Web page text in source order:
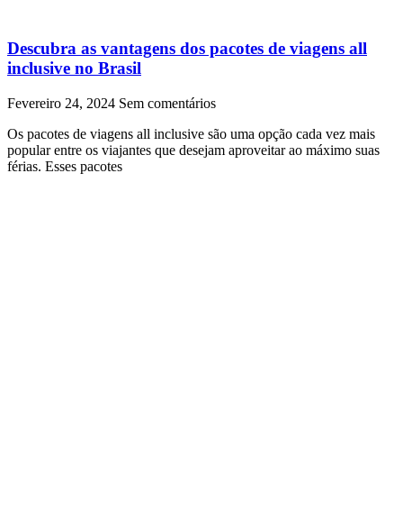
Descubra as vantagens dos pacotes de viagens all
inclusive no Brasil
Fevereiro 24, 2024 Sem comentários
Os pacotes de viagens all inclusive são uma opção cada vez mais
popular entre os viajantes que desejam aproveitar ao máximo suas
férias. Esses pacotes